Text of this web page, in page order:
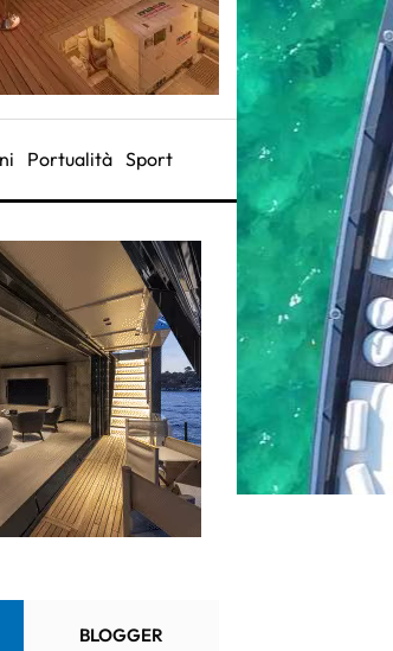
Portualità Sport
BLOGGER